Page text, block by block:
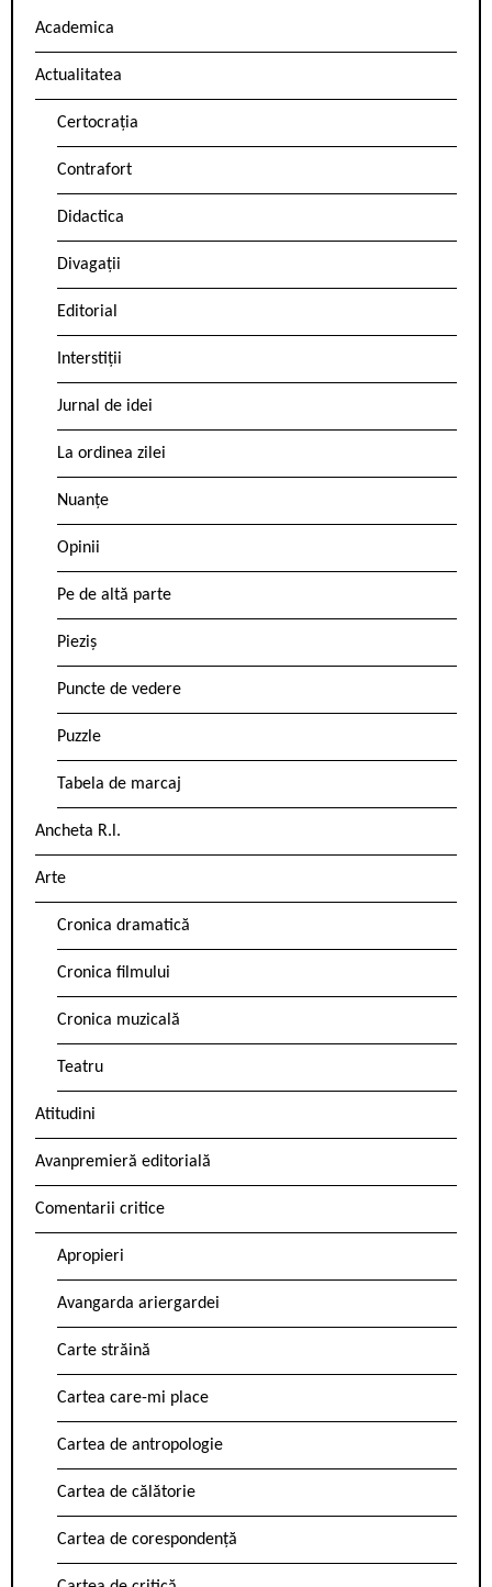
Academica
Actualitatea
Certocrația
Contrafort
Didactica
Divagații
Editorial
Interstiții
Jurnal de idei
La ordinea zilei
Nuanțe
Opinii
Pe de altă parte
Pieziș
Puncte de vedere
Puzzle
Tabela de marcaj
Ancheta R.l.
Arte
Cronica dramatică
Cronica filmului
Cronica muzicală
Teatru
Atitudini
Avanpremieră editorială
Comentarii critice
Apropieri
Avangarda ariergardei
Carte străină
Cartea care-mi place
Cartea de antropologie
Cartea de călătorie
Cartea de corespondență